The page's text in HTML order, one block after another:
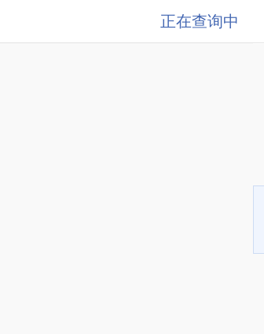
正在查询中